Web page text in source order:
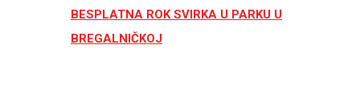
BESPLATNA ROK SVIRKA U PARKU U
BREGALNIČKOJ